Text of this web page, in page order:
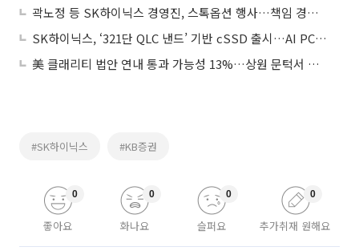
곽노정 등 SK하이닉스 경영진, 스톡옵션 행사…책임 경영 행보
SK하이닉스, ‘321단 QLC 낸드’ 기반 cSSD 출시…AI PC 주도권 강화
美 클래리티 법안 연내 통과 가능성 13%…상원 문턱서 제동
#SK하이닉스 #KB증권
좋아요
0
화나요
0
슬퍼요
0
추가취재 원해요
0